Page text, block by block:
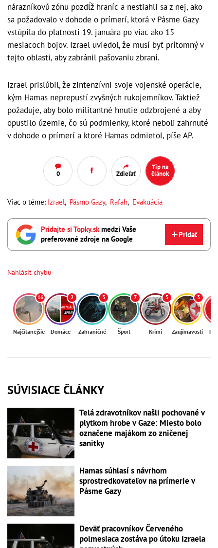
nárazníkovú zónu pozdĺž hraníc a nestiahli sa z nej, ako
sa požadovalo v dohode o prímerí, ktorá v Pásme Gazy
vstúpila do platnosti 19. januára po viac ako 15
mesiacoch bojov. Izrael uviedol, že musí byť prítomný v
tejto oblasti, aby zabránil pašovaniu zbraní.
Izrael prisľúbil, že zintenzívni svoje vojenské operácie,
kým Hamas neprepustí zvyšných rukojemníkov. Taktiež
požaduje, aby bolo militantné hnutie odzbrojené a aby
opustilo územie, čo sú podmienky, ktoré neboli zahrnuté
v dohode o prímerí a ktoré Hamas odmietol, píše AP.
0 Zdieľať
Tip na
článok
Viac o téme: Izrael, Pásmo Gazy, Rafah, Evakuácia
Pridajte si Topky.skmedzi Vaše
preferované zdroje na Google
Pridať
Nahlásiť chybu
16
Najčítanejšie
2
Domáce
3
Zahraničné
7
Šport
5
Krimi
3
Zaujímavosti
SÚVISIACE ČLÁNKY
Telá zdravotníkov našli pochované v
plytkom hrobe v Gaze: Miesto bolo
označene majákom zo zničenej
sanitky
Hamas súhlasí s návrhom
sprostredkovateľov na prímerie v
Pásme Gazy
Deväť pracovníkov Červeného
polmesiaca zostáva po útoku Izraela